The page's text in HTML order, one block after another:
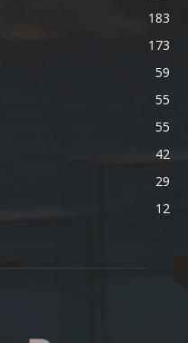
183
173
59
55
55
42
29
12